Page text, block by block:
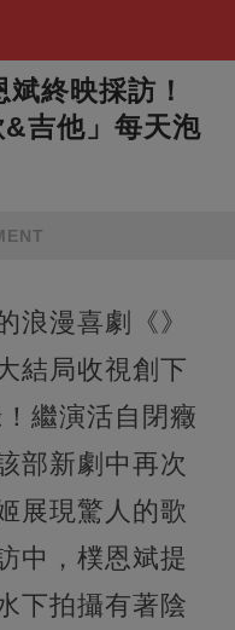
終映採訪！
吉他」每天泡
浪漫喜劇《》
結局收視創下
繼演活自閉癥
部新劇中再次
展現驚人的歌
中，樸恩斌提
下拍攝有著陰